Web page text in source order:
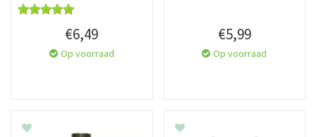
€6,49
Op voorraad
€5,99
Op voorraad